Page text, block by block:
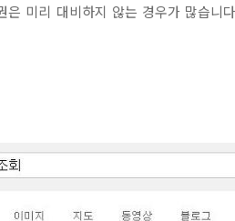
은 미리 대비하지 않는 경우가 많습